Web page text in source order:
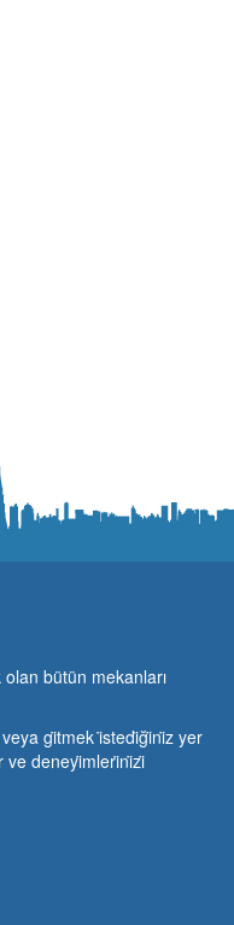
olan bütün mekanları
veya gi̇tmek i̇stedi̇ği̇ni̇z yer
ve deneyi̇mleri̇ni̇zi̇